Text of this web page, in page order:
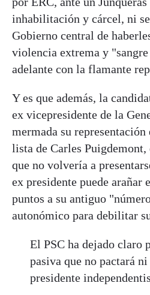
inhabilitación y cárcel, ni
Gobierno central de
violencia extrema y
adelante con la flamante
Y es que además, la
ex vicepresidente de la
mermada su
lista de Carles
que no volvería a
ex presidente puede arañar
puntos a su antiguo
autonómico para debilitar
El PSC ha dejado claro
pasiva que no pactará
presidente